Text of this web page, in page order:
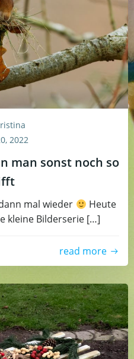
2022
man sonst noch so
mal wieder
Heute
kleine Bilderserie […]
read more